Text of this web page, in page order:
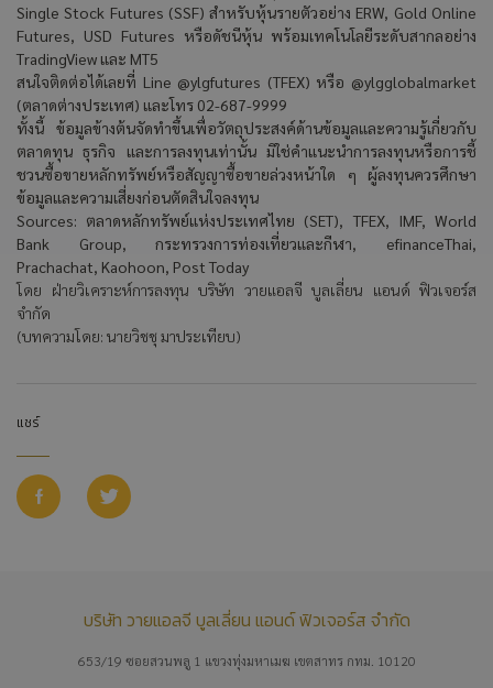
Single Stock Futures (SSF)สำหรับหุ้นรายตัวอย่าง ERW, Gold Online
Futures, USD Futures หรือดัชนีหุ้น พร้อมเทคโนโลยีระดับสากลอย่าง
TradingView และ MT5
สนใจติดต่อได้เลยที่ Line @ylgfutures (TFEX) หรือ @ylgglobalmarket
(ตลาดต่างประเทศ) และโทร 02-687-9999
ทั้งนี้ ข้อมูลข้างต้นจัดทำขึ้นเพื่อวัตถุประสงค์ด้านข้อมูลและความรู้เกี่ยวกับ
ตลาดทุน ธุรกิจ และการลงทุนเท่านั้น มิใช่คำแนะนำการลงทุนหรือการชี้
ชวนซื้อขายหลักทรัพย์หรือสัญญาซื้อขายล่วงหน้าใด ๆ ผู้ลงทุนควรศึกษา
ข้อมูลและความเสี่ยงก่อนตัดสินใจลงทุน
Sources: ตลาดหลักทรัพย์แห่งประเทศไทย (SET), TFEX, IMF, World
Bank Group,กระทรวงการท่องเที่ยวและกีฬา
efinanceThai,
Prachachat, Kaohoon, Post Today
โดย ฝ่ายวิเคราะห์การลงทุน บริษัท วายแอลจี บูลเลี่ยน แอนด์ ฟิวเจอร์ส
จำกัด
(บทความโดย: นายวิชชุ มาประเทียบ)
แชร์
บริษัท วายแอลจี บูลเลี่ยน แอนด์ ฟิวเจอร์ส จำกัด
653/19 ซอยสวนพลู 1 แขวงทุ่งมหาเมฆ เขตสาทร กทม. 10120